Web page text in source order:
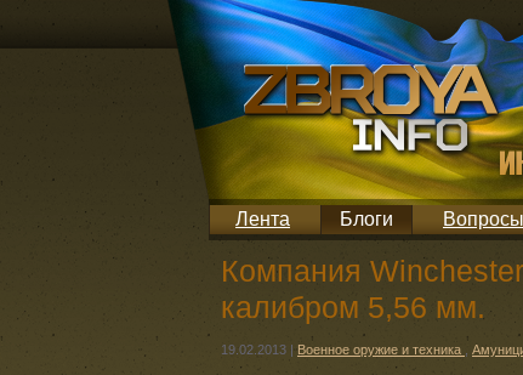
Лента Блоги Вопросы
Компания
калибром 5,56 мм.
19.02.2013 | Военное оружие и техника